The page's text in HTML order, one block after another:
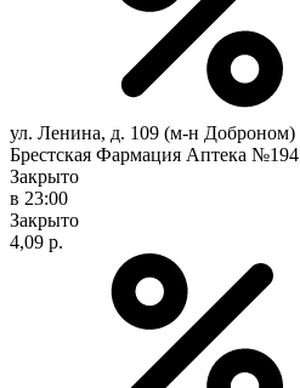
ул. Ленина, д. 109 (м-н Доброном)
Брестская Фармация Аптека №194
Закрыто
в 23:00
Закрыто
4,09 р.